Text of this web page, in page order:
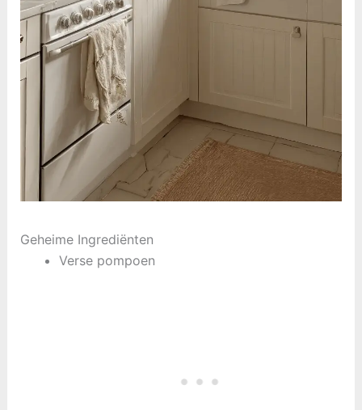
Geheime Ingrediënten
Verse pompoen